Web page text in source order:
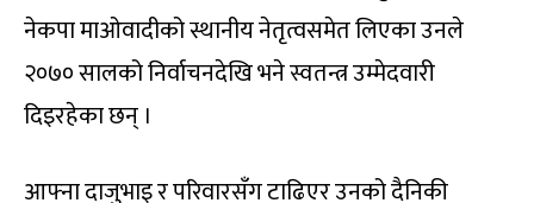
नेकपा माओवादीको स्थानीय नेतृत्वसमेत लिएका उनले
२०७० सालको निर्वाचनदेखि भने स्वतन्त्र उम्मेदवारी
दिइरहेका छन् ।
आफ्ना दाजुभाइ र परिवारसँग टाढिएर उनको दैनिकी